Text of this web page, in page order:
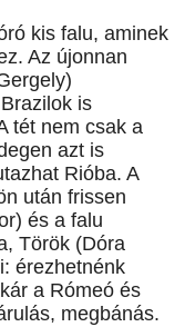
kis falu, aminek
Az újonnan
is
tét nem csak a
azt is
Rióba. A
után frissen
és a falu
Török (Dóra
érezhetnénk
a Rómeó és
megbánás.